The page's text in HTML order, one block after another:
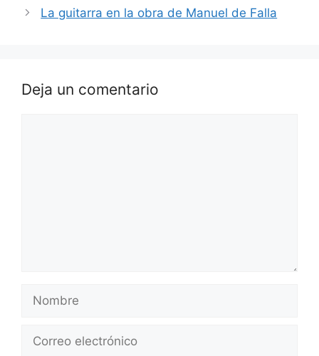
La guitarra en la obra de Manuel de Falla
Deja un comentario
Nombre
Correo